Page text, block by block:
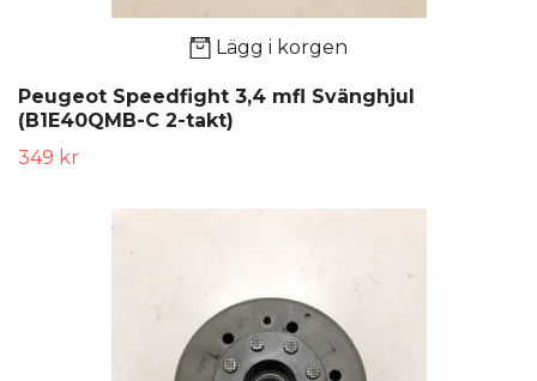
Lägg i korgen
Peugeot Speedfight 3,4 mfl Svänghjul
(B1E40QMB-C 2-takt)
349 kr